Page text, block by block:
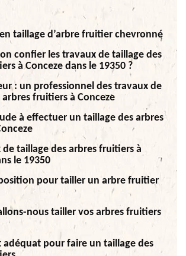
taillage d’arbre fruitier chevronné
confier les travaux de taillage des
à Conceze dans le 19350 ?
: un professionnel des travaux de
fruitiers à Conceze
à effectuer un taillage des arbres
de taillage des arbres fruitiers à
le 19350
pour tailler un arbre fruitier
nous tailler vos arbres fruitiers
adéquat pour faire un taillage des